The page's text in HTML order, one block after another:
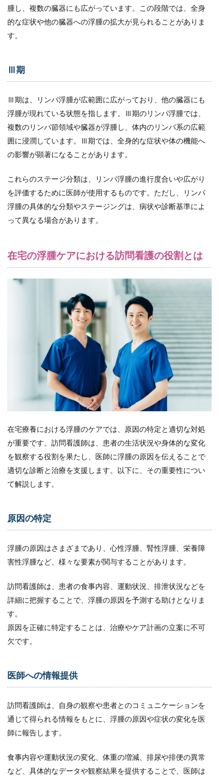
腫し、複数の臓器にも広がっています。この段階では、全身
的な症状や他の臓器への浮腫の拡大が見られることがありま
す。
Ⅲ期
Ⅲ期は、リンパ浮腫が広範囲に広がっており、他の臓器にも
浮腫が現れている状態を指します。Ⅲ期のリンパ浮腫では、
複数のリンパ節領域や臓器が浮腫し、体内のリンパ系の広範
囲に浸潤しています。Ⅲ期では、全身的な症状や体の機能へ
の影響が顕著になることがあります。
これらのステージ分類は、リンパ浮腫の進行度合いや広がり
を評価するために医師が使用するものです。ただし、リンパ
浮腫の具体的な分類やステージングは、病状や診断基準によ
って異なる場合があります。
在宅の浮腫ケアにおける訪問看護の役割とは
在宅療養における浮腫のケアでは、原因の特定と適切な対処
が重要です。訪問看護師は、患者の生活状況や身体的な変化
を観察する役割を果たし、医師に浮腫の原因を伝えることで
適切な診断と治療を支援します。以下に、その重要性につい
て解説します。
原因の特定
浮腫の原因はさまざまであり、心性浮腫、腎性浮腫、栄養障
害性浮腫など、様々な要素が関与することがあります。
訪問看護師は、患者の食事内容、運動状況、排泄状況などを
詳細に把握することで、浮腫の原因を予測する助けとなりま
す。
原因を正確に特定することは、治療やケア計画の立案に不可
欠です。
医師への情報提供
訪問看護師は、自身の観察や患者とのコミュニケーションを
通じて得られる情報をもとに、浮腫の原因や症状の変化を医
師に報告します。
食事内容や運動状況の変化、体重の増減、排尿や排便の異常
など、具体的なデータや観察結果を提供することで、医師は